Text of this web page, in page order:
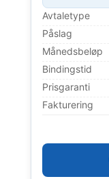
Avtaletype
Påslag
Månedsbeløp
Bindingstid
Prisgaranti
Fakturering